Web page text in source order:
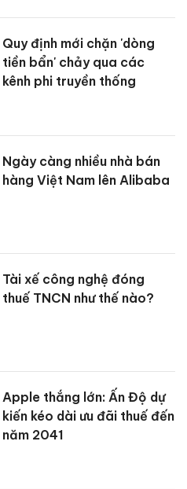
Quy định mới chặn 'dòng
tiền bẩn' chảy qua các
kênh phi truyền thống
Ngày càng nhiều nhà bán
hàng Việt Nam lên Alibaba
Tài xế công nghệ đóng
thuế TNCN như thế nào?
Apple thắng lớn: Ấn Độ dự
kiến kéo dài ưu đãi thuế đến
năm 2041